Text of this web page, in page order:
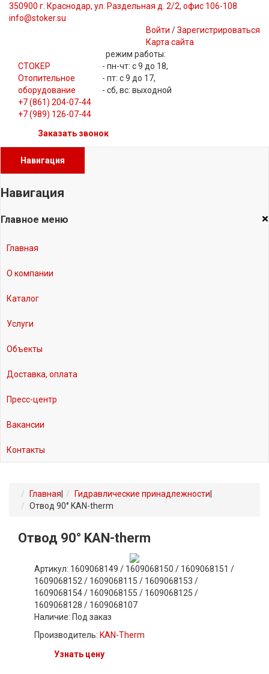
350900 г. Краснодар, ул. Раздельная д. 2/2, офис 106-108
info@stoker.su
Войти /Зарегистрироваться
Карта сайта
СТОКЕР
Отопительное
оборудование
режим работы:
- пн-чт: с 9 до 18,
- пт: с 9 до 17,
- сб, вс: выходной
+7 (861) 204-07-44
+7 (989) 126-07-44
Заказать звонок
Навигация
Навигация
×
Главное меню
Главная
О компании
Каталог
Услуги
Объекты
Доставка, оплата
Пресс-центр
Вакансии
Контакты
Главная Гидравлические принадлежности
Отвод 90° KAN-therm
Отвод 90° KAN-therm
Артикул: 1609068149 / 1609068150 / 1609068151 /
1609068152 / 1609068115 / 1609068153 /
1609068154 / 1609068155 / 1609068125 /
1609068128 / 1609068107
Наличие: Под заказ
Производитель: KAN-Therm
Узнать цену